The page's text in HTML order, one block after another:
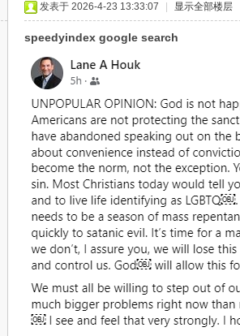
发表于 2026-4-23 13:33:07 显示全部楼层
speedyindex google search